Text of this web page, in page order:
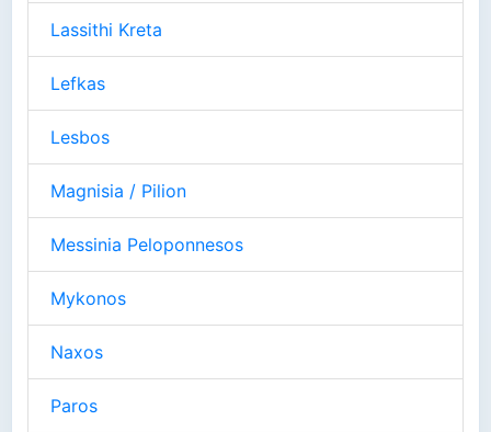
Lassithi Kreta
Lefkas
Lesbos
Magnisia / Pilion
Messinia Peloponnesos
Mykonos
Naxos
Paros